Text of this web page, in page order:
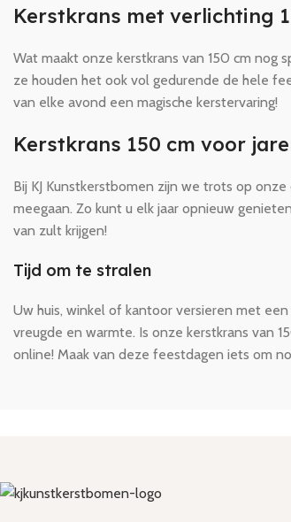
Kerstkrans met verlichting
Wat maakt onze kerstkrans van 150 cm nog
ze houden het ook vol gedurende de hele
van elke avond een magische kerstervaring!
Kerstkrans 150 cm voor
Bij KJ Kunstkerstbomen zijn we trots op
meegaan. Zo kunt u elk jaar opnieuw
van zult krijgen!
Tijd om te stralen
Uw huis, winkel of kantoor versieren met
vreugde en warmte. Is onze kerstkrans van
online! Maak van deze feestdagen iets om